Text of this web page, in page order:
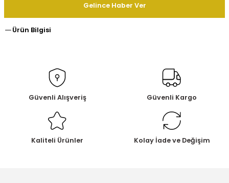
Gelince Haber Ver
Ürün Bilgisi
Güvenli Alışveriş Güvenli Kargo
Kaliteli Ürünler Kolay İade ve Değişim